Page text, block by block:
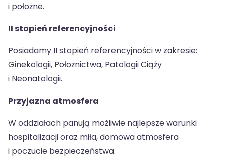
i położne.
II stopień referencyjności
Posiadamy II stopień referencyjności w zakresie:
Ginekologii, Położnictwa, Patologii Ciąży
i Neonatologii.
Przyjazna atmosfera
W oddziałach panują możliwie najlepsze warunki
hospitalizacji oraz miła, domowa atmosfera
i poczucie bezpieczeństwa.